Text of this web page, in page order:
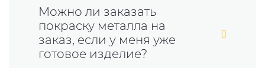
Можно ли заказать
покраску металла на
заказ, если у меня уже
готовое изделие?